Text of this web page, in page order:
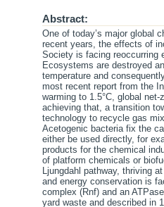
Abstract:
One of today’s major global
recent years, the effects of
Society is facing reoccurring
Ecosystems are destroyed
temperature and
most recent report from the
warming to 1.5°C, global
achieving that, a transition
technology to recycle gas
Acetogenic bacteria fix the
either be used directly, for
products for the chemical
of platform chemicals or
Ljungdahl pathway, thriving
and energy conservation is
complex (Rnf) and an
yard waste and described in